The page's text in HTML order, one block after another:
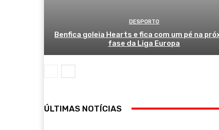
DESPORTO
Benfica goleia Hearts e fica com um pé na
fase da Liga Europa
ÚLTIMAS NOTÍCIAS